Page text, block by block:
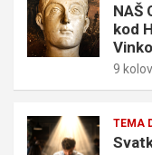
NAŠ
kod
9
TEMA